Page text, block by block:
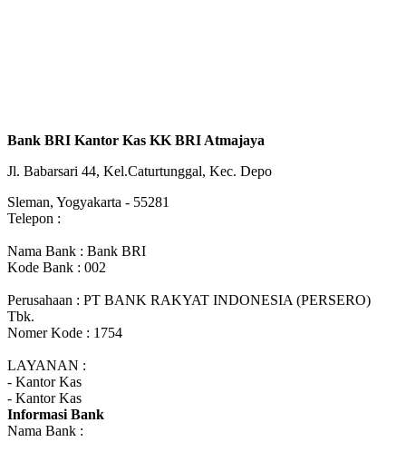
Bank BRI Kantor Kas KK BRI Atmajaya
Jl. Babarsari 44, Kel.Caturtunggal, Kec. Depo
Sleman, Yogyakarta - 55281
Telepon :
Nama Bank : Bank BRI
Kode Bank : 002
Perusahaan : PT BANK RAKYAT INDONESIA (PERSERO)
Tbk.
Nomer Kode : 1754
LAYANAN :
- Kantor Kas
- Kantor Kas
Informasi Bank
Nama Bank :